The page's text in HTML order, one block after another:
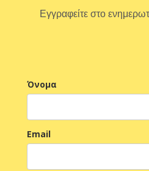
Εγγραφείτε στο
Όνομα
Email